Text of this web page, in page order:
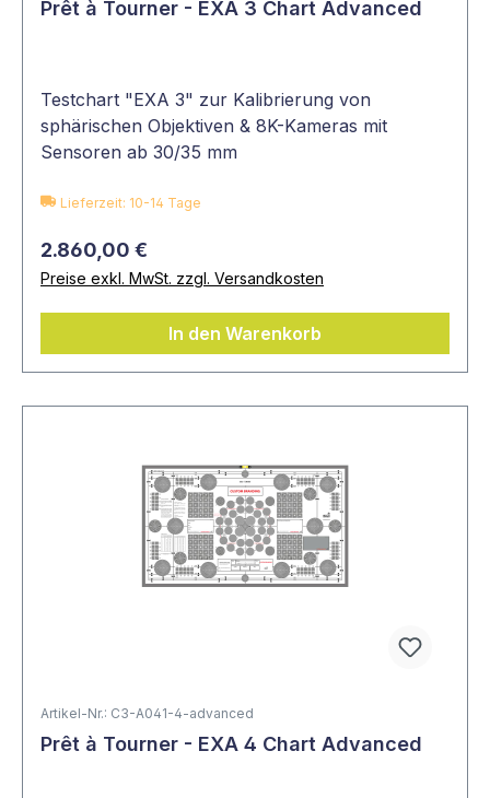
Prêt à Tourner - EXA 3 Chart Advanced
Testchart "EXA 3" zur Kalibrierung von
sphärischen Objektiven & 8K-Kameras mit
Sensoren ab 30/35 mm
Lieferzeit: 10-14 Tage
2.860,00 €
Preise exkl. MwSt. zzgl. Versandkosten
In den Warenkorb
Artikel-Nr.: C3-A041-4-advanced
Prêt à Tourner - EXA 4 Chart Advanced